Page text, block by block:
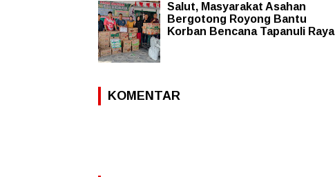
Salut, Masyarakat Asahan
Bergotong Royong Bantu
Korban Bencana Tapanuli Raya
KOMENTAR